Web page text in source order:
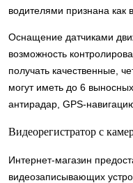
водителями признана как
Оснащение датчиками
возможность
получать качественные,
могут иметь до 6
антирадар, GPS-
Видеорегистратор с
Интернет-магазин
видеозаписывающих